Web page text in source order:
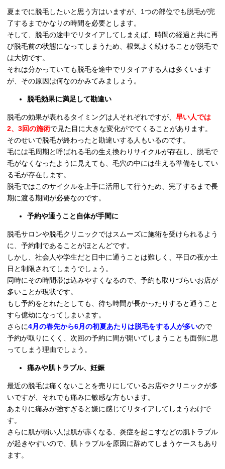
夏までに脱毛したいと思う方はいますが、1つの部位でも脱毛が完
了するまでかなりの時間を必要とします。
そして、脱毛の途中でリタイアしてしまえば、時間の経過と共に再
び脱毛前の状態になってしまうため、根気よく続けることが脱毛で
は大切です。
それは分かっていても脱毛を途中でリタイアする人は多くいます
が、その原因は何なのかみてみましょう。
脱毛効果に満足して勘違い
脱毛の効果が表れるタイミングは人それぞれですが、 早い人では
2、3回の施術で見た目に大きな変化がでてくることがあります。
そのせいで脱毛が終わったと勘違いする人もいるのです。
毛には毛周期と呼ばれる毛の生え換わりサイクルが存在し、脱毛で
毛がなくなったように見えても、毛穴の中には生える準備をしてい
る毛が存在します。
脱毛ではこのサイクルを上手に活用して行うため、完了するまで長
期に渡る期間が必要なのです。
予約や通うこと自体が手間に
脱毛サロンや脱毛クリニックではスムーズに施術を受けられるよう
に、予約制であることがほとんどです。
しかし、社会人や学生だと日中に通うことは難しく、平日の夜か土
日と制限されてしまうでしょう。
同時にその時間帯は込みやすくなるので、予約も取りづらいお店が
多いことが現状です。
もし予約をとれたとしても、待ち時間が長かったりすると通うこと
すら億劫になってしまいます。
さらに4月の春先から6月の初夏あたりは脱毛をする人が多いので
予約が取りにくく、次回の予約に間が開いてしまうことも面倒に思
ってしまう理由でしょう。
痛みや肌トラブル、妊娠
最近の脱毛は痛くないことを売りにしているお店やクリニックが多
いですが、それでも痛みに敏感な方もいます。
あまりに痛みが強すぎると嫌に感じてリタイアしてしまうわけで
す。
さらに肌が弱い人は肌が赤くなる、炎症を起こすなどの肌トラブル
が起きやすいので、肌トラブルを原因に辞めてしまうケースもあり
ます。